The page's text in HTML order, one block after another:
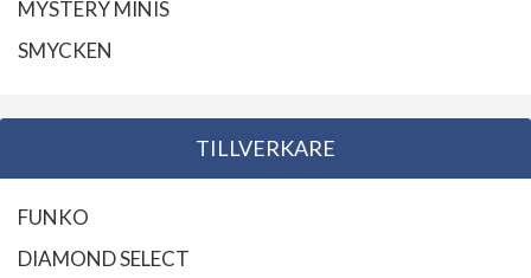
MYSTERY MINIS
SMYCKEN
TILLVERKARE
FUNKO
DIAMOND SELECT